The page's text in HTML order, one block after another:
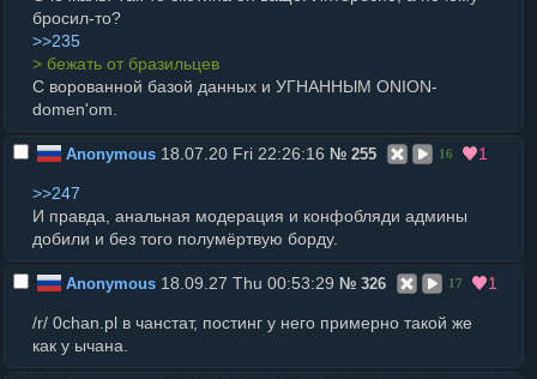
бросил-то?
>>235
> бежать от бразильцев
С ворованной базой данных и УГНАННЫМ ONION-
domen'om.
Anonymous18.07.20 Fri 22:26:16 № 255 16 1
>>247
И правда, анальная модерация и конфобляди админы
добили и без того полумёртвую борду.
Anonymous18.09.27 Thu 00:53:29 № 326 17 1
/r/ 0chan.pl в чанстат, постинг у него примерно такой же
как у ычана.